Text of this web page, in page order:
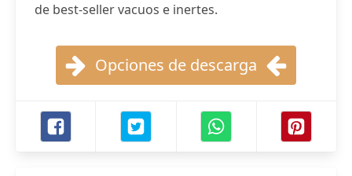
de best-seller vacuos e inertes.
Opciones de descarga